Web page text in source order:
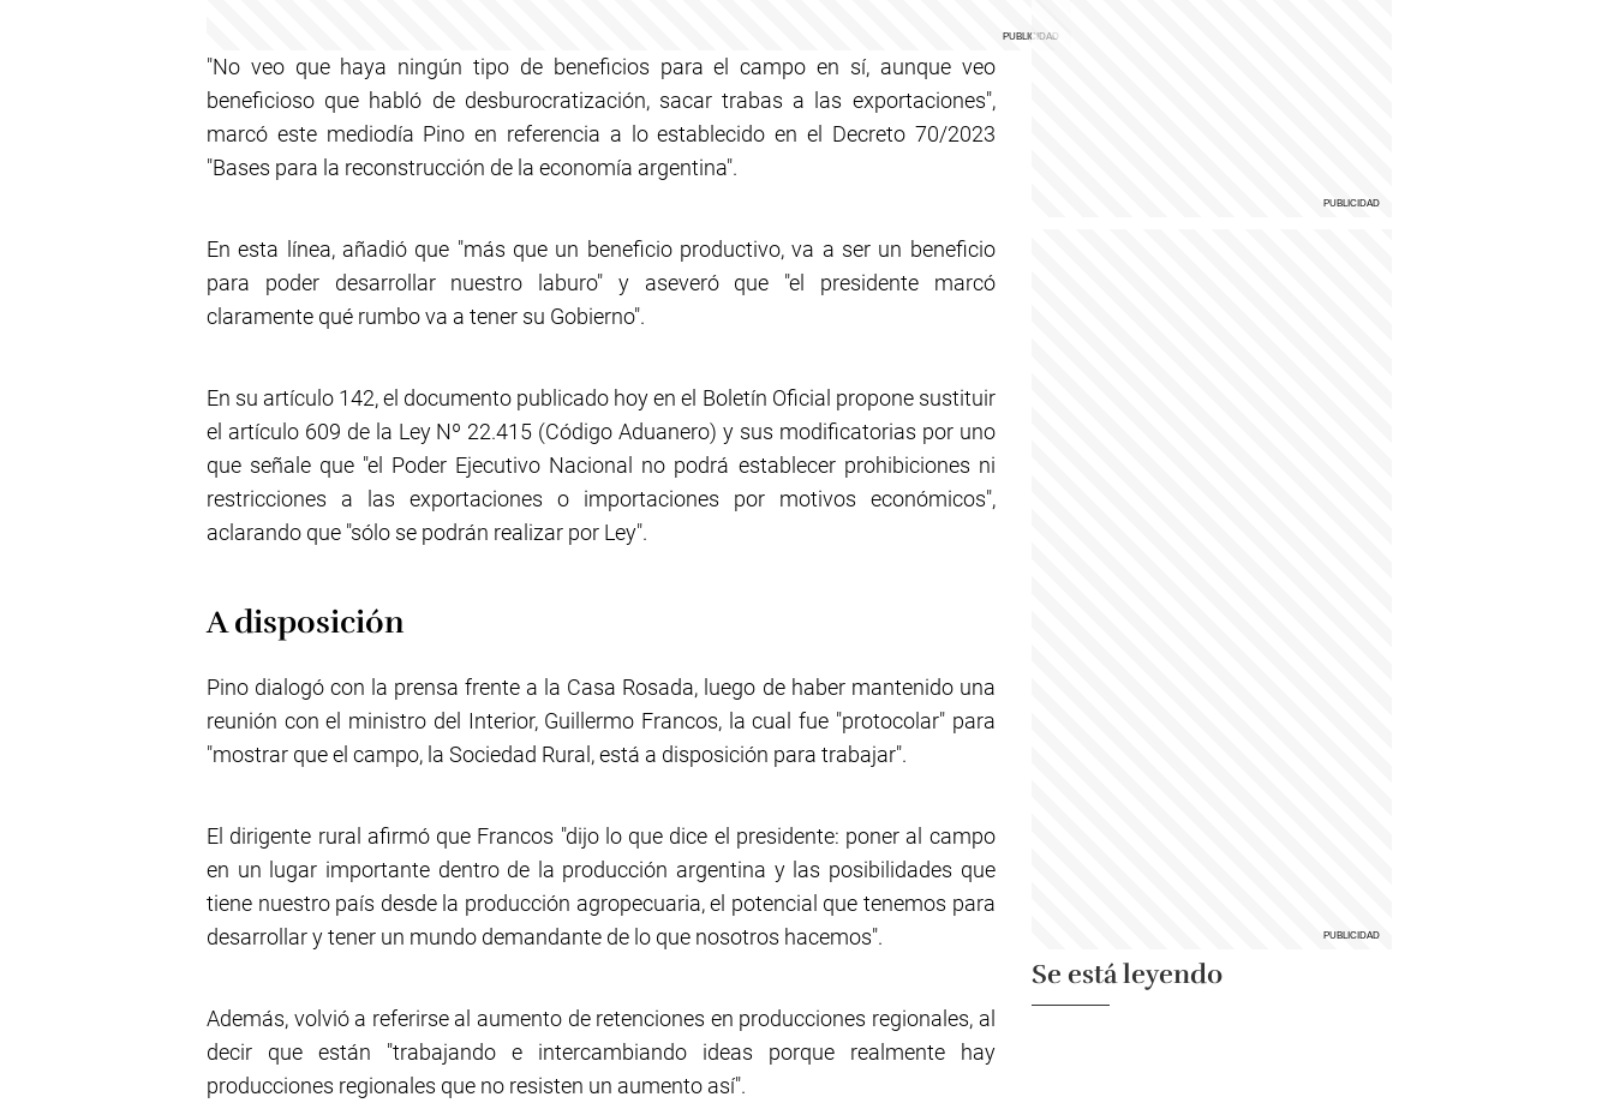
"No veo que haya ningún tipo de beneficios para el campo en sí, aunque veo
beneficioso que habló de desburocratización, sacar trabas a las exportaciones",
marcó este mediodía Pino en referencia a lo establecido en el Decreto 70/2023
"Bases para la reconstrucción de la economía argentina".
En esta línea, añadió que "más que un beneficio productivo, va a ser un beneficio
para poder desarrollar nuestro laburo" y aseveró que "el presidente marcó
claramente qué rumbo va a tener su Gobierno".
En su artículo 142, el documento publicado hoy en el Boletín Oficial propone sustituir
el artículo 609 de la Ley Nº 22.415 (Código Aduanero) y sus modificatorias por uno
que señale que "el Poder Ejecutivo Nacional no podrá establecer prohibiciones ni
restricciones a las exportaciones o importaciones por motivos económicos",
aclarando que "sólo se podrán realizar por Ley".
A disposición
Pino dialogó con la prensa frente a la Casa Rosada, luego de haber mantenido una
reunión con el ministro del Interior, Guillermo Francos, la cual fue "protocolar" para
"mostrar que el campo, la Sociedad Rural, está a disposición para trabajar".
El dirigente rural afirmó que Francos "dijo lo que dice el presidente: poner al campo
en un lugar importante dentro de la producción argentina y las posibilidades que
tiene nuestro país desde la producción agropecuaria, el potencial que tenemos para
desarrollar y tener un mundo demandante de lo que nosotros hacemos".
Además, volvió a referirse al aumento de retenciones en producciones regionales, al
decir que están "trabajando e intercambiando ideas porque realmente hay
producciones regionales que no resisten un aumento así".
Se está leyendo